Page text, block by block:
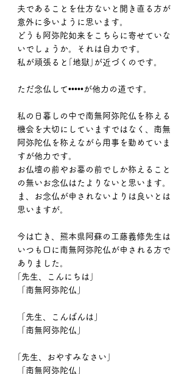
夫であることを仕方ないと開き直る方が
意外に多いように思います。
どうも阿弥陀如来をこちらに寄せていな
いでしょうか。それは自力です。
私が頑張ると｢地獄｣が近づくのです。
ただ念仏して•••••が他力の道です。
私の日暮しの中で南無阿弥陀仏を称える
機会を大切にしていますではなく、南無
阿弥陀仏を称えながら用事を勤めていま
すが他力です。
お仏壇の前やお墓の前でしか称えること
の無いお念仏はたよりないと思います。
ま、お念仏が申されないよりは良いとは
思いますが。
今は亡き、熊本県阿蘇の工藤義修先生は
いつも口に南無阿弥陀仏が申される方で
ありました。
｢先生、こんにちは｣
「南無阿弥陀仏」
「先生、こんばんは」
「南無阿弥陀仏」
｢先生、おやすみなさい｣
「南無阿弥陀仏」